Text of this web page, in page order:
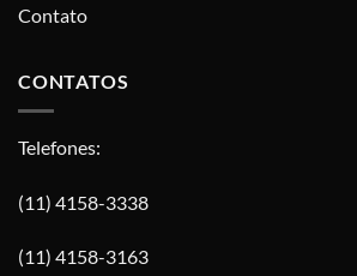
Contato
CONTATOS
Telefones:
(11) 4158-3338
(11) 4158-3163